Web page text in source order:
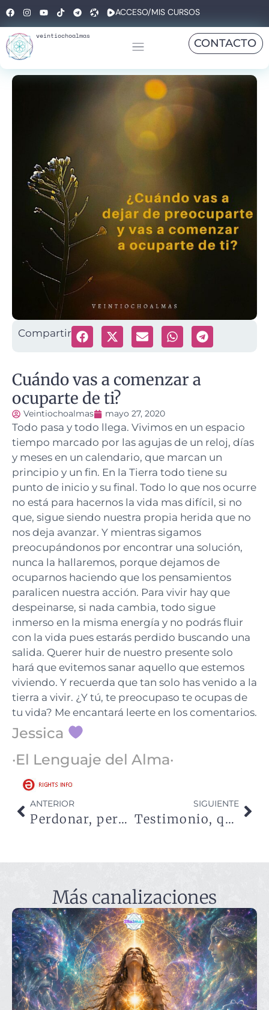
ACCESO/MIS CURSOS
veintiochoalmas
CONTACTO
Compartir
Cuándo vas a comenzar a
ocuparte de ti?
Veintiochoalmas mayo 27, 2020
Todo pasa y todo llega. Vivimos en un espacio
tiempo marcado por las agujas de un reloj, días
y meses en un calendario, que marcan un
principio y un fin. En la Tierra todo tiene su
punto de inicio y su final. Todo lo que nos ocurre
no está para hacernos la vida mas difícil, si no
que, sigue siendo nuestra propia herida que no
nos deja avanzar. Y mientras sigamos
preocupándonos por encontrar una solución,
nunca la hallaremos, porque dejamos de
ocuparnos haciendo que los pensamientos
paralicen nuestra acción. Para vivir hay que
despeinarse, si nada cambia, todo sigue
inmerso en la misma energía y no podrás fluir
con la vida pues estarás perdido buscando una
salida. Querer huir de nuestro presente solo
hará que evitemos sanar aquello que estemos
viviendo. Y recuerda que tan solo has venido a la
tierra a vivir. ¿Y tú, te preocupaso te ocupas de
tu vida? Me encantará leerte en los comentarios.
Jessica
·El Lenguaje del Alma·
ANTERIOR
Perdonar, perdonarte, el mayor acto de amor
SIGUIENTE
Testimonio, qué hago
Más canalizaciones